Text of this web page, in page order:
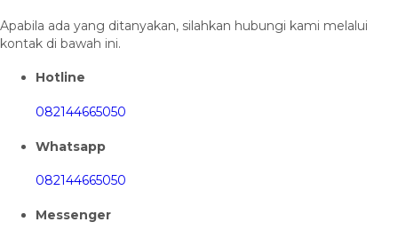
Apabila ada yang ditanyakan, silahkan hubungi kami melalui
kontak di bawah ini.
Hotline
082144665050
Whatsapp
082144665050
Messenger